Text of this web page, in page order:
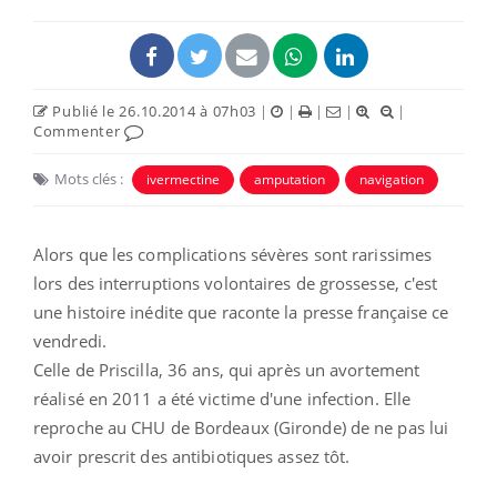
Publié le 26.10.2014 à 07h03 | | | |
|
Commenter
Mots clés : ivermectine amputation navigation
Alors que les complications sévères sont rarissimes
lors des interruptions volontaires de grossesse, c'est
une histoire inédite que raconte la presse française ce
vendredi.
Celle de Priscilla, 36 ans, qui après un avortement
réalisé en 2011 a été victime d'une infection. Elle
reproche au CHU de Bordeaux (Gironde) de ne pas lui
avoir prescrit des antibiotiques assez tôt.